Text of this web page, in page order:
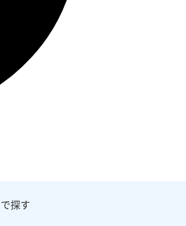
で探す